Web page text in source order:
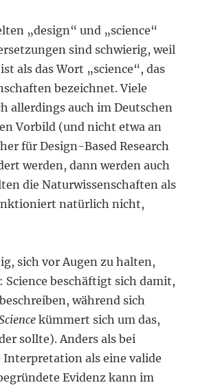
„design“ und „science“
sind schwierig, weil
als das Wort „science“, das
bezeichnet. Viele
allerdings auch im Deutschen
Vorbild (und nicht etwa an
für Design-Based Research
werden, dann werden auch
die Naturwissenschaften als
natürlich nicht,
sich vor Augen zu halten,
beschäftigt sich damit,
während sich
kümmert sich um das,
sollte). Anders als bei
Interpretation als eine valide
Evidenz kann im